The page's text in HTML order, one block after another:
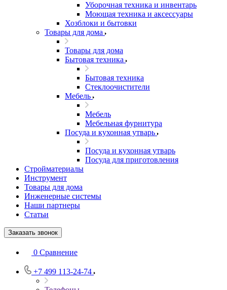
Уборочная техника и инвентарь
Моющая техника и аксессуары
Хозблоки и бытовки
Товары для дома
Товары для дома
Бытовая техника
Бытовая техника
Стеклоочистители
Мебель
Мебель
Мебельная фурнитура
Посуда и кухонная утварь
Посуда и кухонная утварь
Посуда для приготовления
Стройматериалы
Инструмент
Товары для дома
Инженерные системы
Наши партнеры
Статьи
Заказать звонок
0 Сравнение
+7 499 113-24-74